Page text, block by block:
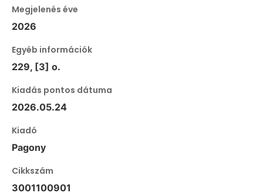
Megjelenés éve
2026
Egyéb információk
229, [3] o.
Kiadás pontos dátuma
2026.05.24
Kiadó
Pagony
Cikkszám
3001100901